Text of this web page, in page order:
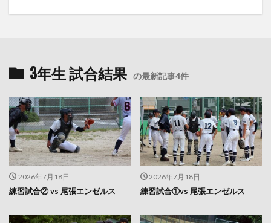
3年生 試合結果 の最新記事4件
2026年7月18日
練習試合② vs 尾張エンゼルス
2026年7月18日
練習試合①vs 尾張エンゼルス